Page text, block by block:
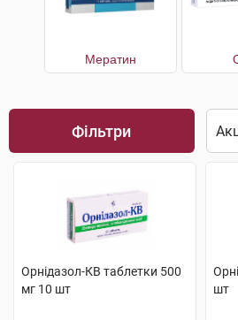
Мератин
Фільтри
Орнідазол-КВ таблетки 500
мг 10 шт
шт